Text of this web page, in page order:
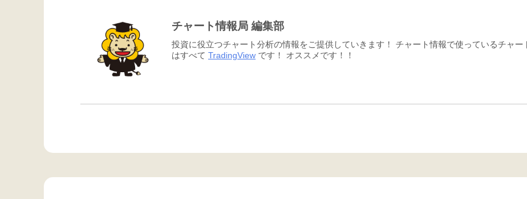
チャート情報局 編集部
投資に役立つチャート分析の情報をご提供していきます！ チャート情報で使っているチャー
はすべて TradingView です！ オススメです！！